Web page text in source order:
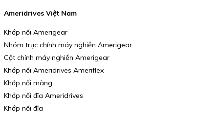
Ameridrives Việt Nam
Khớp nối Amerigear
Nhóm trục chính máy nghiền Amerigear
Cột chính máy nghiền Amerigear
Khớp nối Ameridrives Ameriflex
Khớp nối màng
Khớp nối đĩa Ameridrives
Khớp nối đĩa